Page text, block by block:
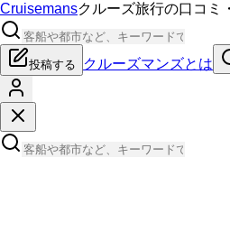
Cruisemansクルーズ旅行の口コミ
投稿する クルーズマンズとは